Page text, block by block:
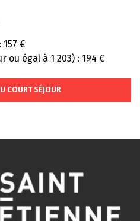
€
égal à 1 203) : 194 €
COURT SÉJOUR